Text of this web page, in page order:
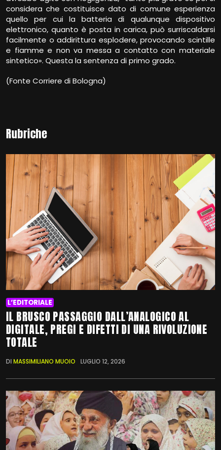
considera che costituisce dato di comune esperienza
quello per cui la batteria di qualunque dispositivo
elettronico, quanto è posta in carica, può surriscaldarsi
facilmente o addirittura esplodere, provocando scintille
e fiamme e non va messa a contatto con materiale
sintetico». Questa la sentenza di primo grado.
(Fonte Corriere di Bologna)
Rubriche
L’EDITORIALE
IL BRUSCO PASSAGGIO DALL’ANALOGICO AL
DIGITALE, PREGI E DIFETTI DI UNA RIVOLUZIONE
TOTALE
DI MASSIMILIANO MUOIO LUGLIO 12, 2026